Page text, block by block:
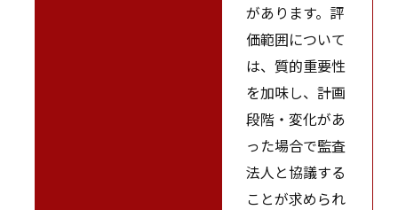
があります。評
価範囲について
は、質的重要性
を加味し、計画
段階・変化があ
った場合で監査
法人と協議する
ことが求められ